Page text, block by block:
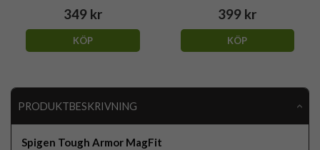
349 kr
KÖP
399 kr
KÖP
PRODUKTBESKRIVNING
Spigen Tough Armor MagFit